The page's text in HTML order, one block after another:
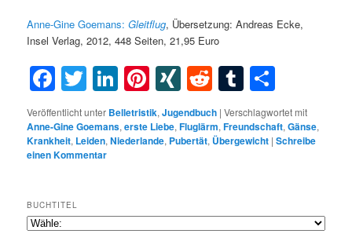
Anne-Gine Goemans:Gleitflug, Übersetzung: Andreas Ecke,
Insel Verlag, 2012, 448 Seiten, 21,95 Euro
Facebook
Twitter
LinkedIn
Pinterest
XINGRedditTumblr
Veröffentlicht unter Belletristik,Jugendbuch |Verschlagwortet mit
Anne-Gine Goemans,erste Liebe,Fluglärm,Freundschaft,Gänse,
Krankheit, Leiden,Niederlande, Pubertät, Übergewicht |Schreibe
einen Kommentar
BUCHTITEL